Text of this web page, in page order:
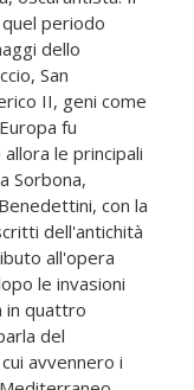
periodo
dello
San
II, geni come
fu
le principali
Sorbona,
con la
dell'antichità
all'opera
le invasioni
in quattro
del
avvennero i